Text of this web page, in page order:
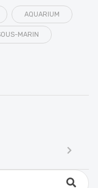
AQUARIUM
MARIN